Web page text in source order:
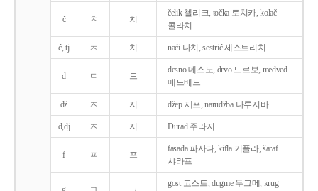
č ㅊ 치
čelik 첼리크, točka 토치카, kolač
콜라치
ć, tj ㅊ 치 naći 나치, sestrić 세스트리치
d ㄷ 드
desno 데스노, drvo 드르보, medved
메드베드
dž ㅈ 지 džep 제프, narudžba 나루지바
đ,dj ㅈ 지 Ðurađ 주라지
f ㅍ 프
fasada 파사다, kifla 키플라, šaraf
샤라프
gost 고스트, dugme 두그메, krug